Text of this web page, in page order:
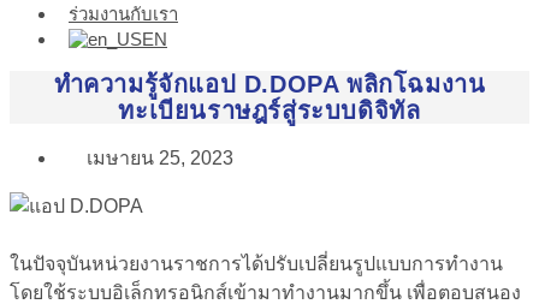
ร่วมงานกับเรา
EN
ทำความรู้จักแอป D.DOPA พลิกโฉมงาน
ทะเบียนราษฎร์สู่ระบบดิจิทัล
เมษายน 25, 2023
ในปัจจุบันหน่วยงานราชการได้ปรับเปลี่ยนรูปแบบการทำงาน
โดยใช้ระบบอิเล็กทรอนิกส์เข้ามาทำงานมากขึ้น เพื่อตอบสนอง